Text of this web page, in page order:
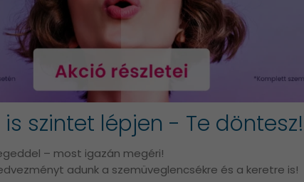
szintet lépjen - Te döntesz!
– most igazán megéri!
adunk a szemüveglencsékre és a keretre is!